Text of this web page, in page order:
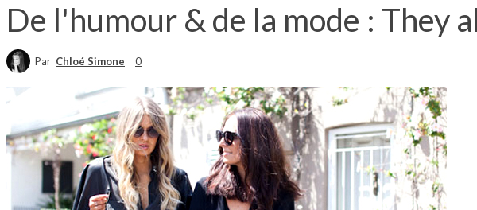
De l'humour & de la mode : They
Par Chloé Simone 0